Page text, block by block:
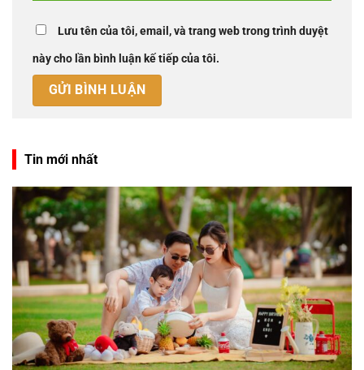
Lưu tên của tôi, email, và trang web trong trình duyệt
này cho lần bình luận kế tiếp của tôi.
Tin mới nhất